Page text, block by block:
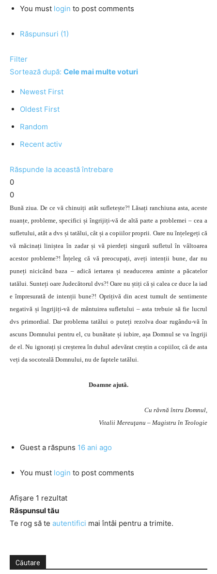
You must login to post comments
Răspunsuri (1)
Filter
Sortează după: Cele mai multe voturi
Newest First
Oldest First
Random
Recent activ
Răspunde la această întrebare
0
0
Bună ziua. De ce vă chinuiți atât sufletește?! Lăsați ranchiuna asta, aceste
nuanțe, probleme, specifici și îngrijiți-vă de altă parte a problemei – cea a
sufletului, atât a dvs și tatălui, cât și a copiilor proprii. Oare nu înțelegeți că
vă măcinați liniștea în zadar și vă pierdeți singură sufletul în vâltoarea
acestor probleme?! Înțeleg că vă preocupați, aveți intenții bune, dar nu
puneți nicicând baza – adică iertarea și neaducerea aminte a păcatelor
tatălui. Sunteți oare Judecătorul dvs?! Oare nu știți că și calea ce duce la iad
e împresurată de intenții bune?! Oprițivă din acest tumult de sentimente
negativă și îngrijiți-vă de mântuirea sufletului – asta trebuie să fie lucrul
dvs primordial. Dar problema tatălui o puteți rezolva doar rugându-vă în
ascuns Domnului pentru el, cu bunătate și iubire, așa Domnul se va îngriji
de el. Nu ignorați și creșterea în duhul adevărat creștin a copiilor, că de asta
veți da socoteală Domnului, nu de faptele tatălui.
Doamne ajută.
Cu râvnă întru Domnul,
Vitalii Mereuţanu – Magistru în Teologie
Guest a răspuns 16 ani ago
You must login to post comments
Afișare 1 rezultat
Răspunsul tău
Te rog să te autentifici mai întâi pentru a trimite.
Căutare